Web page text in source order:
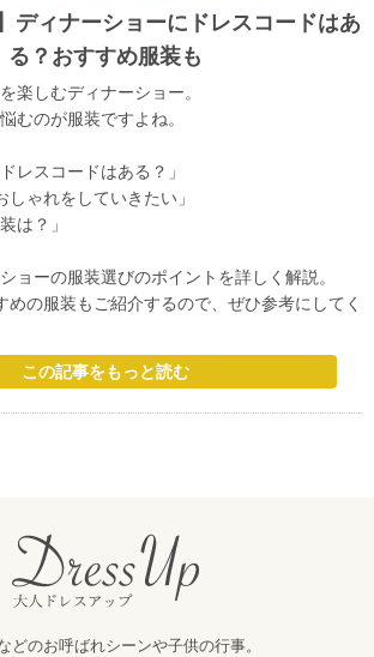
ディナーショーにドレスコードはあ
る？おすすめ服装も
楽しむディナーショー。
むのが服装ですよね。
レスコードはある？」
しゃれをしていきたい」
は？」
ョーの服装選びのポイントを詳しく解説。
の服装もご紹介するので、ぜひ参考にしてく
この記事をもっと読む
どのお呼ばれシーンや子供の行事。